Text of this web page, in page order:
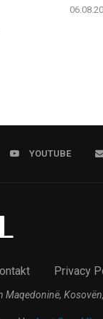
YOUTUBE
Privacy